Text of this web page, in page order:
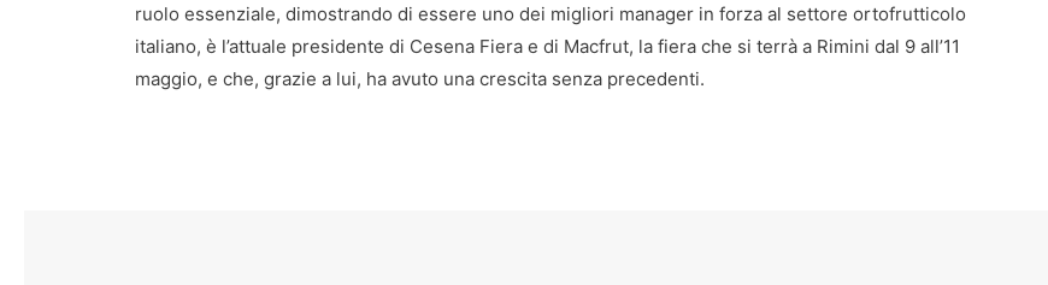
ruolo essenziale, dimostrando di essere uno dei migliori manager in forza al settore ortofrutticolo
italiano, è l’attuale presidente di Cesena Fiera e di Macfrut, la fiera che si terrà a Rimini dal 9 all’11
maggio, e che, grazie a lui, ha avuto una crescita senza precedenti.